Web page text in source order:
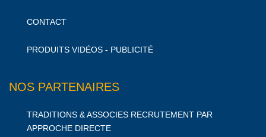
CONTACT
PRODUITS VIDÉOS - PUBLICITÉ
NOS PARTENAIRES
TRADITIONS & ASSOCIES RECRUTEMENT PAR
APPROCHE DIRECTE